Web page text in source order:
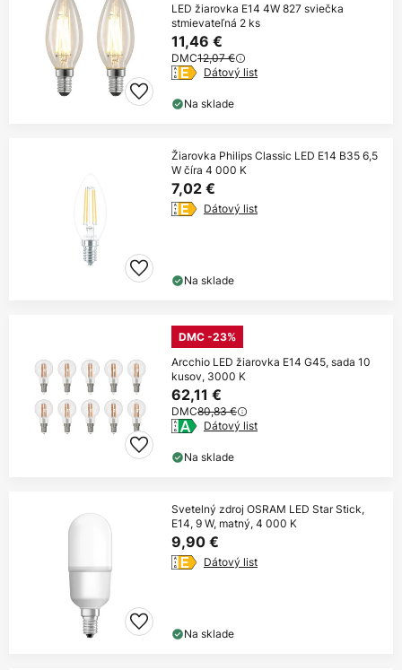
LED žiarovka E14 4W 827 sviečka
stmievateľná 2 ks
11,46 €
DMC12,07 €
Dátový list
Na sklade
Žiarovka Philips Classic LED E14 B35 6,5
W číra 4 000 K
7,02 €
Dátový list
Na sklade
DMC -23%
Arcchio LED žiarovka E14 G45, sada 10
kusov, 3000 K
62,11 €
DMC80,83 €
Dátový list
Na sklade
Svetelný zdroj OSRAM LED Star Stick,
E14, 9 W, matný, 4 000 K
9,90 €
Dátový list
Na sklade